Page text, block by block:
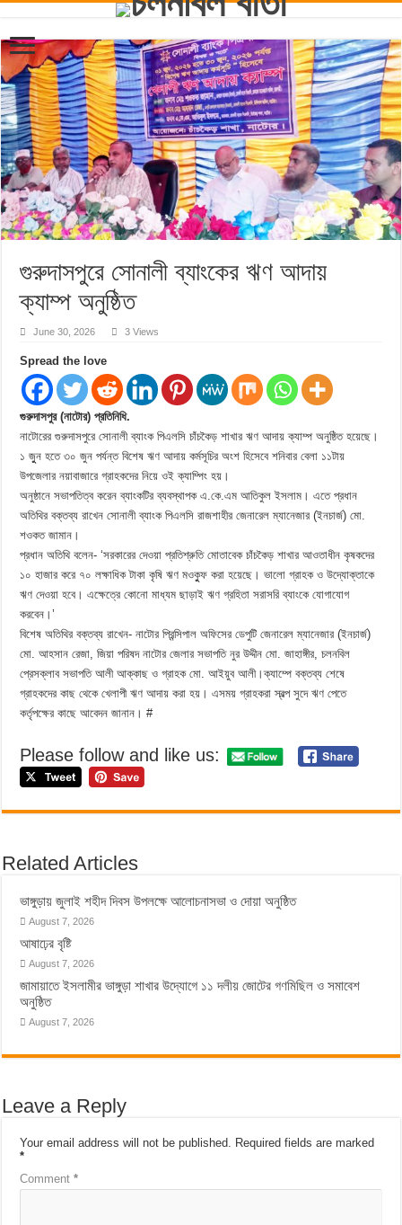
গুরুদাসপুরে সোনালী ব্যাংকের ঋণ আদায়
ক্যাম্প অনুষ্ঠিত
June 30, 2026 3 Views
Spread the love
গুরুদাসপুর (নাটোর) প্রতিনিধি.
নাটোরের গুরুদাসপুরে সোনালী ব্যাংক পিএলসি চাঁচকৈড় শাখার ঋণ আদায় ক্যাম্প অনুষ্ঠিত হয়েছে।
১ জুুন হতে ৩০ জুন পর্যন্ত বিশেষ ঋণ আদায় কর্মসূচির অংশ হিসেবে শনিবার বেলা ১১টায়
উপজেলার নয়াবাজারে গ্রাহকদের নিয়ে ওই ক্যাম্পিং হয়।
অনুষ্ঠানে সভাপতিত্ব করেন ব্যাংকটির ব্যবস্থাপক এ.কে.এম আতিকুল ইসলাম। এতে প্রধান
অতিথির বক্তব্য রাখেন সোনালী ব্যাংক পিএলসি রাজশাহীর জেনারেল ম্যানেজার (ইনচার্জ) মো.
শওকত জামান।
প্রধান অতিথি বলেন- ‘সরকারের দেওয়া প্রতিশ্রুতি মোতাবেক চাঁচকৈড় শাখার আওতাধীন কৃষকদের
১০ হাজার করে ৭০ লক্ষাধিক টাকা কৃষি ঋণ মওকুুফ করা হয়েছে। ভালো গ্রাহক ও উদ্যোক্তাকে
ঋণ দেওয়া হবে। এক্ষেত্রে কোনো মাধ্যম ছাড়াই ঋণ গ্রহিতা সরাসরি ব্যাংকে যোগাযোগ
করবেন।’
বিশেষ অতিথির বক্তব্য রাখেন- নাটোর প্রিন্সিপাল অফিসের ডেপুটি জেনারেল ম্যানেজার (ইনচার্জ)
মো. আহসান রেজা, জিয়া পরিষদ নাটোর জেলার সভাপতি নুর উদ্দীন মো. জাহাঙ্গীর, চলনবিল
প্রেসক্লাব সভাপতি আলী আক্কাছ ও গ্রাহক মো. আইয়ুব আলী।ক্যাম্পে বক্তব্য শেষে
গ্রাহকদের কাছ থেকে খেলাপী ঋণ আদায় করা হয়। এসময় গ্রাহকরা স্বল্প সুদে ঋণ পেতে
কর্তৃপক্ষের কাছে আবেদন জানান। #
Please follow and like us:
Related Articles
ভাঙ্গুড়ায় জুলাই শহীদ দিবস উপলক্ষে আলোচনাসভা ও দোয়া অনুষ্ঠিত
August 7, 2026
আষাঢ়ের বৃষ্টি
August 7, 2026
জামায়াতে ইসলামীর ভাঙ্গুড়া শাখার উদ্যোগে ১১ দলীয় জোটের গণমিছিল ও সমাবেশ
অনুষ্ঠিত
August 7, 2026
Leave a Reply
Your email address will not be published.
Required fields are marked
*
Comment*